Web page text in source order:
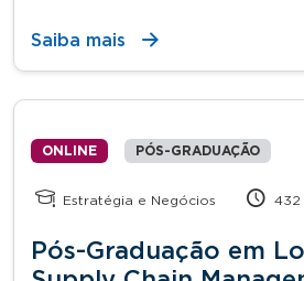
Saiba mais
ONLINE PÓS-GRADUAÇÃO
Estratégia e Negócios 432
Pós-Graduação em